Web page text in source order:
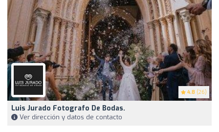
4.8 (26)
Luis Jurado Fotografo De Bodas.
Ver dirección y datos de contacto